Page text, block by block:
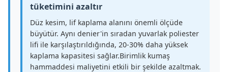
tüketimini azaltır
Düz kesim, lif kaplama alanını önemli ölçüde
büyütür. Aynı denier'in sıradan yuvarlak poliester
lifi ile karşılaştırıldığında, 20-30% daha yüksek
kaplama kapasitesi sağlar.Birimlik kumaş
hammaddesi maliyetini etkili bir şekilde azaltmak.